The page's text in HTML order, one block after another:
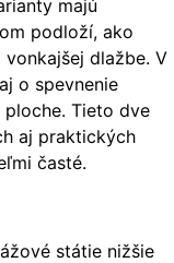
majú
podloží, ako
dlažbe. V
o spevnenie
Tieto dve
aj praktických
časté.
státie nižšie